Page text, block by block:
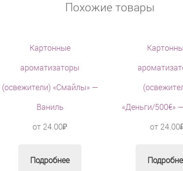
Похожие товары
Картонные
ароматизаторы
(освежители) «Смайлы» —
Ваниль
от 24.00₽
Подробнее
«Деньги/500€»
от 24.00